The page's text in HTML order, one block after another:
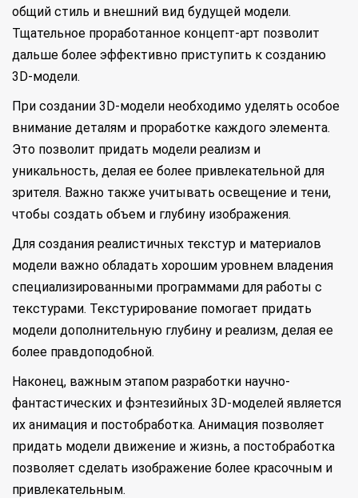
общий стиль и внешний вид будущей модели.
Тщательное проработанное концепт-арт позволит
дальше более эффективно приступить к созданию
3D-модели.
При создании 3D-модели необходимо уделять особое
внимание деталям и проработке каждого элемента.
Это позволит придать модели реализм и
уникальность, делая ее более привлекательной для
зрителя. Важно также учитывать освещение и тени,
чтобы создать объем и глубину изображения.
Для создания реалистичных текстур и материалов
модели важно обладать хорошим уровнем владения
специализированными программами для работы с
текстурами. Текстурирование помогает придать
модели дополнительную глубину и реализм, делая ее
более правдоподобной.
Наконец, важным этапом разработки научно-
фантастических и фэнтезийных 3D-моделей является
их анимация и постобработка. Анимация позволяет
придать модели движение и жизнь, а постобработка
позволяет сделать изображение более красочным и
привлекательным.